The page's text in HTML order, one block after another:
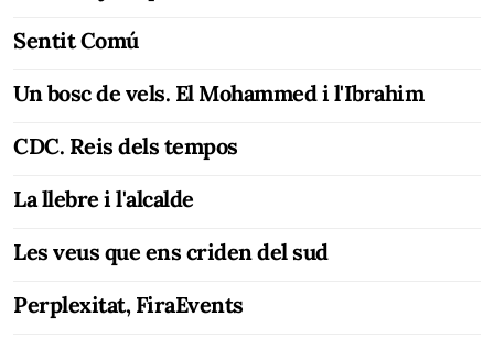
Sentit Comú
Un bosc de vels. El Mohammed i l'Ibrahim
CDC. Reis dels tempos
La llebre i l'alcalde
Les veus que ens criden del sud
Perplexitat, FiraEvents